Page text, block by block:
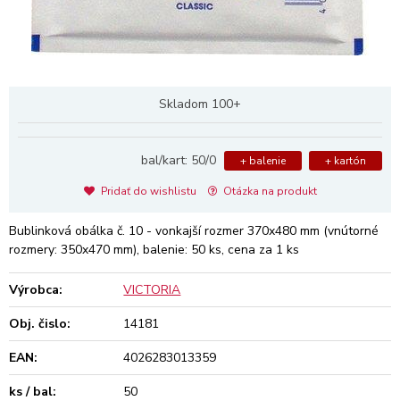
Skladom 100+
bal/kart: 50/0 + balenie + kartón
Pridať do wishlistu Otázka na produkt
Bublinková obálka č. 10 - vonkajší rozmer 370x480 mm (vnútorné
rozmery: 350x470 mm), balenie: 50 ks, cena za 1 ks
Výrobca:
VICTORIA
Obj. čislo:
14181
EAN:
4026283013359
ks / bal:
50